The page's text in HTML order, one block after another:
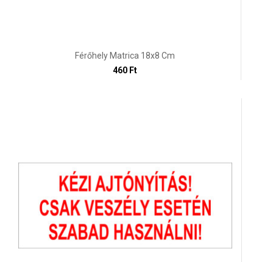
Férőhely Matrica 18x8 Cm
460 Ft